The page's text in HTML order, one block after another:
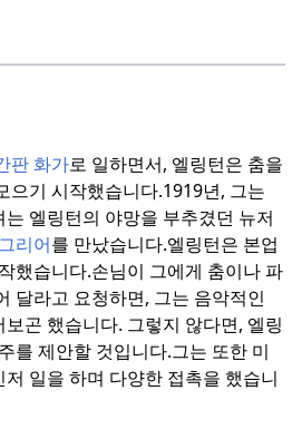
판 화가로 일하면서, 엘링턴은 춤을
으기 시작했습니다.1919년, 그는
엘링턴의 야망을 부추겼던 뉴저
리어를 만났습니다.엘링턴은 본업
했습니다.손님이 그에게 춤이나 파
달라고 요청하면, 그는 음악적인
곤 했습니다. 그렇지 않다면, 엘링
를 제안할 것입니다.그는 또한 미
일을 하며 다양한 접촉을 했습니